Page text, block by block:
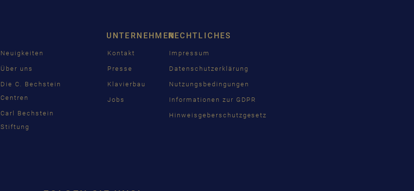
Neuigkeiten
Über uns
Die C. Bechstein
Centren
Carl Bechstein
Stiftung
UNTERNEHMEN
Kontakt
Presse
Klavierbau
Jobs
RECHTLICHES
Impressum
Datenschutzerklärung
Nutzungsbedingungen
Informationen zur GDPR
Hinweisgeberschutzgesetz